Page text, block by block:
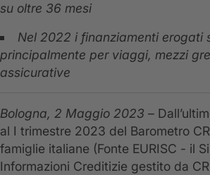
su oltre 36 mesi
Nel 2022 i finanziamenti erogati
principalmente per viaggi, mezzi
assicurative
Bologna, 2 Maggio 2023 –
al I trimestre 2023 del Barometro
famiglie italiane (Fonte EURISC - il
Informazioni Creditizie gestito da